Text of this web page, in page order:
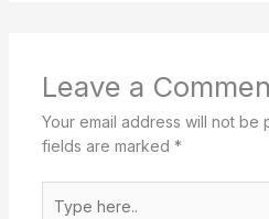
Leave a
Your email address will not be
fields are marked *